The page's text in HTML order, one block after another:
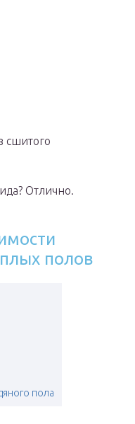
сшитого
Отлично.
полов
пола